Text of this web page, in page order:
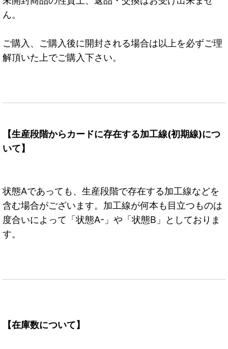
ん。
ご購入、ご購入後に開封される場合は以上を必ずご理
解頂いた上でご購入下さい。
【生産段階からカードに存在する加工線(初期線)につ
いて】
状態Aであっても、生産段階で存在する加工線などを
含む場合がございます。加工線が何本も目立つものは
度合いによって「状態A-」や「状態B」としておりま
す。
【在庫数について】